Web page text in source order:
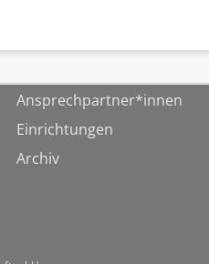
Ansprechpartner*innen
Einrichtungen
Archiv